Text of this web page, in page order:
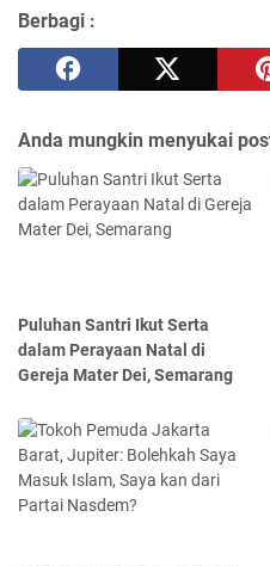
Berbagi :
Anda mungkin menyukai
Puluhan Santri Ikut Serta
dalam Perayaan Natal di
Gereja Mater Dei, Semarang